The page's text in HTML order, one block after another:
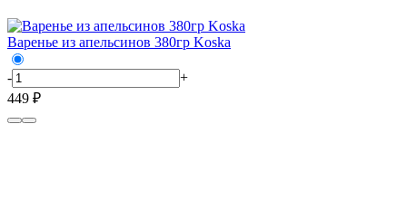
Варенье из апельсинов 380гр Koska
-
+
449 ₽